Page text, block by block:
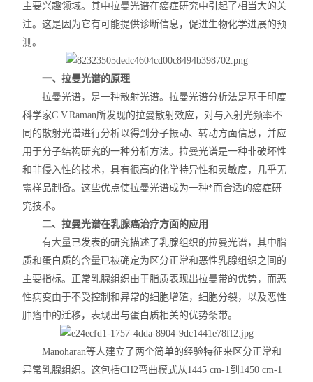
红外光谱（IR、傅立叶）
激光粒度仪、纳米粒度仪
低温恒温器
荧光分光光度计（分子荧光
X射线衍射仪（XRD）
激光光散射仪
扫描电镜（SEM）
电化学工作站
X荧光光谱XRF能量色散型
分析仪器-光谱
透反射率测量仪
主要兴趣领域。其中拉曼光谱在癌症研究中引起了相当大的关
注。这是因为它有可能提供诊断信息，促进生物化学进展的预
测。
一、拉曼光谱的原理
拉曼光谱，是一种散射光谱。拉曼光谱分析法是基于印度
科学家C.V.Raman所发现的拉曼散射效应，对与入射光频率不
同的散射光谱进行分析以得到分子振动、转动方面信息，并应
用于分子结构研究的一种分析方法。拉曼光谱是一种非破坏性
和非侵入性的技术，具有很高的化学特异性和灵敏度，几乎无
需样品制备。这些优点使拉曼光谱成为一种*而合适的癌症研
究技术。
二、拉曼光谱在乳腺癌治疗方面的应用
有大量已发表的研究描述了乳腺组织的拉曼光谱，其中脂
质和蛋白质的含量已被确定为区分正常和恶性乳腺组织之间的
主要指标。正常乳腺组织由于脂质表现出拉曼带的优势，而恶
性病变由于不受控制和异常的细胞增殖，细胞分裂，以及恶性
肿瘤中的迁移，表现出与蛋白质相关的优势条带。
Manoharan等人建立了两个简单的经验特征来区分正常和
异常乳腺组织。这包括CH2弯曲模式从1445 cm-1到1450 cm-1